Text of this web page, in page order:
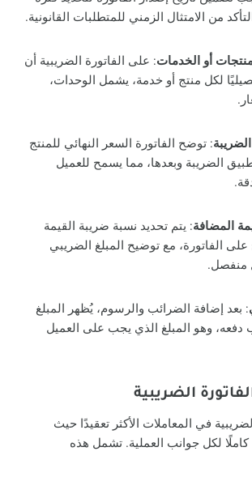
من الامتثال الزمني للمتطلبات القانونية.
أو الخدمات: على الفاتورة الضريبية أن
لكل منتج أو خدمة، يشمل الوحدات،
: توضح الفاتورة السعر النهائي للمنتج
الضريبة وبعدها، مما يسمح للعميل
المضافة: يتم تحديد نسبة ضريبة القيمة
الفاتورة، مع توضيح المبلغ الضريبي
منفصل.
: بعد إضافة الضرائب والرسوم، يُظهر المبلغ
دفعه، وهو المبلغ الذي يجب على العميل
الضريبية
في المعاملات الأكثر تعقيدًا حيث
كاملًا لكل جوانب العملية. تشمل هذه